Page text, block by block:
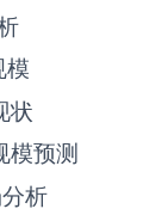
模
状
模预测
析